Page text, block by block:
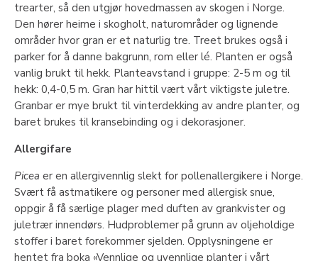
trearter, så den utgjør hovedmassen av skogen i Norge.
Den hører heime i skogholt, naturområder og lignende
områder hvor gran er et naturlig tre. Treet brukes også i
parker for å danne bakgrunn, rom eller lé. Planten er også
vanlig brukt til hekk. Planteavstand i gruppe: 2-5 m og til
hekk: 0,4-0,5 m. Gran har hittil vært vårt viktigste juletre.
Granbar er mye brukt til vinterdekking av andre planter, og
baret brukes til kransebinding og i dekorasjoner.
Allergifare
Picea er en allergivennlig slekt for pollenallergikere i Norge.
Svært få astmatikere og personer med allergisk snue,
oppgir å få særlige plager med duften av grankvister og
juletrær innendørs. Hudproblemer på grunn av oljeholdige
stoffer i baret forekommer sjelden. Opplysningene er
hentet fra boka «Vennlige og uvennlige planter i vårt